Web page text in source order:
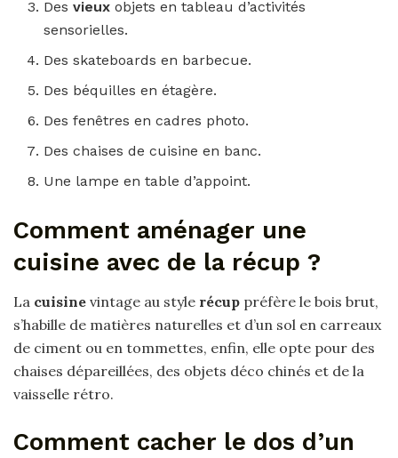
Desvieuxobjets en tableau d’activités
sensorielles.
Des skateboards en barbecue.
Des béquilles en étagère.
Des fenêtres en cadres photo.
Des chaises de cuisine en banc.
Une lampe en table d’appoint.
Comment aménager une
cuisine avec de la récup ?
La cuisine vintage au style récup préfère le bois brut,
s’habille de matières naturelles et d’un sol en carreaux
de ciment ou en tommettes, enfin, elle opte pour des
chaises dépareillées, des objets déco chinés et de la
vaisselle rétro.
Comment cacher le dos d’un